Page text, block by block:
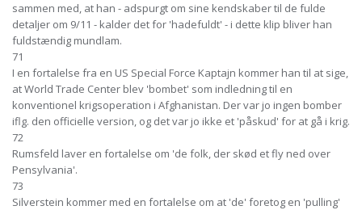
sammen med, at han - adspurgt om sine kendskaber til de fulde
detaljer om 9/11 - kalder det for 'hadefuldt' - i dette klip bliver han
fuldstændig mundlam.
71
I en fortalelse fra en US Special Force Kaptajn kommer han til at sige,
at World Trade Center blev 'bombet' som indledning til en
konventionel krigsoperation i Afghanistan. Der var jo ingen bomber
iflg. den officielle version, og det var jo ikke et 'påskud' for at gå i krig.
72
Rumsfeld laver en fortalelse om 'de folk, der skød et fly ned over
Pensylvania'.
73
Silverstein kommer med en fortalelse om at 'de' foretog en 'pulling'